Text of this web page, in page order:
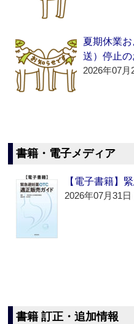
夏期休業
送）停止
2026年07月
書籍・電子メディア
【電子書籍】
2026年07月31日
書籍 訂正・追加情報